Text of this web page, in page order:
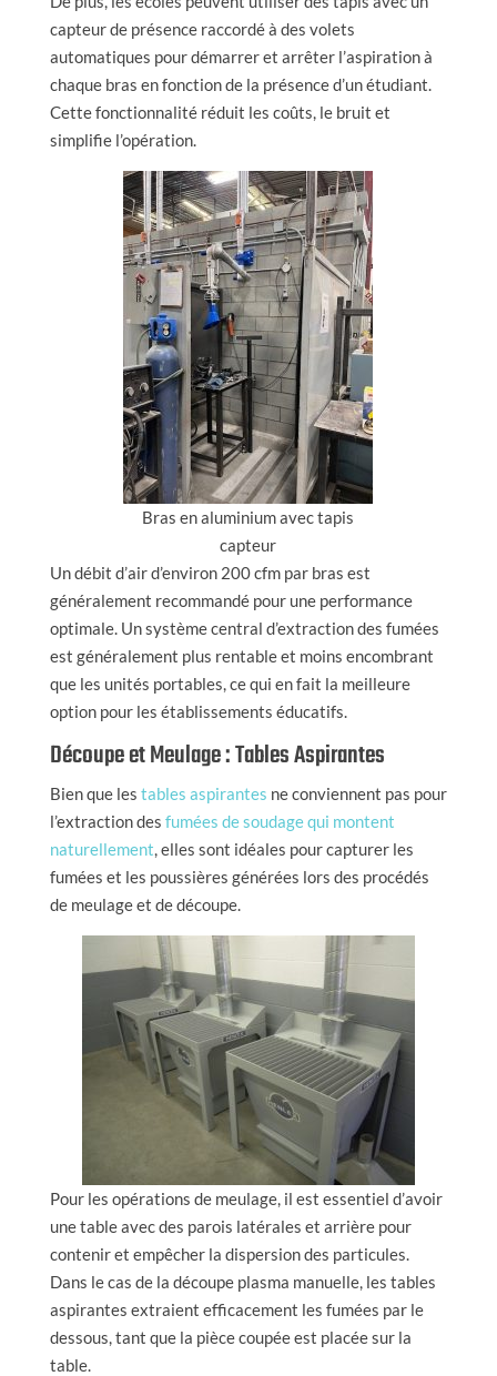
capteur de présence raccordé à des volets
automatiques pour démarrer et arrêter l’aspiration à
chaque bras en fonction de la présence d’un étudiant.
Cette fonctionnalité réduit les coûts, le bruit et
simplifie l’opération.
Bras en aluminium avec tapis
capteur
Un débit d’air d’environ 200 cfm par bras est
généralement recommandé pour une performance
optimale. Un système central d’extraction des fumées
est généralement plus rentable et moins encombrant
que les unités portables, ce qui en fait la meilleure
option pour les établissements éducatifs.
Découpe et Meulage : Tables Aspirantes
Bien que les tables aspirantes ne conviennent pas pour
l’extraction des fumées de soudage qui montent
naturellement, elles sont idéales pour capturer les
fumées et les poussières générées lors des procédés
de meulage et de découpe.
Pour les opérations de meulage, il est essentiel d’avoir
une table avec des parois latérales et arrière pour
contenir et empêcher la dispersion des particules.
Dans le cas de la découpe plasma manuelle, les tables
aspirantes extraient efficacement les fumées par le
dessous, tant que la pièce coupée est placée sur la
table.